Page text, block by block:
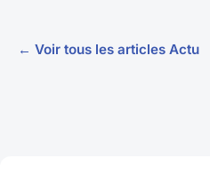
← Voir tous les articles Actu